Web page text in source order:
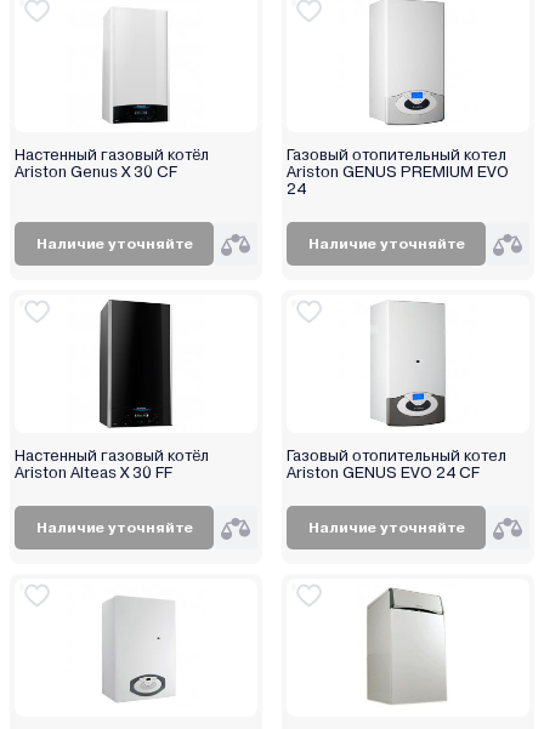
Настенный газовый котёл
Ariston Genus X 30 CF
Наличие уточняйте
Газовый отопительный котел
Ariston GENUS PREMIUM EVO
24
Наличие уточняйте
Настенный газовый котёл
Ariston Alteas X 30 FF
Наличие уточняйте
Газовый отопительный котел
Ariston GENUS EVO 24 СF
Наличие уточняйте